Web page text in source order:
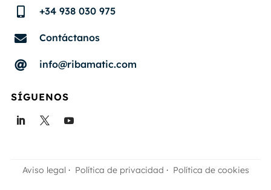
 +34 938 030 975
 Contáctanos
 info@ribamatic.com
SÍGUENOS
Aviso legal · Política de privacidad · Política de cookies